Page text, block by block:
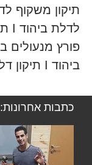
לדלת ביהוד I תיקון מנעול לדלת ביהוד I
ביהוד I תיקון דלת ביהוד
כתבות אחרונות: